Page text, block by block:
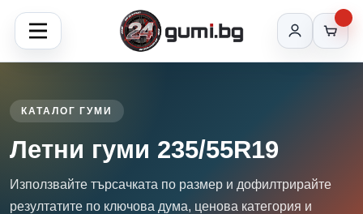
КАТАЛОГ ГУМИ
Летни гуми 235/55R19
Използвайте търсачката по размер и дофилтрирайте
резултатите по ключова дума, ценова категория и